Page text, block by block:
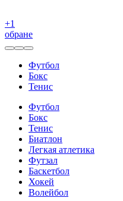
+1
обране
Футбол
Бокс
Тенис
Футбол
Бокс
Тенис
Биатлон
Легкая атлетика
Футзал
Баскетбол
Хокей
Волейбол